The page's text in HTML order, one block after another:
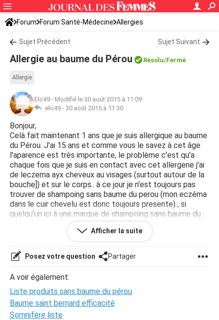
Forum Forum Santé-Médecine Allergies
Sujet Précédent Sujet Suivant
Allergie au baume du Pérou Résolu/Fermé
Allergie
Elo49 - Modifié le 30 août 2015 à 11:09
elo49 - 30 août 2015 à 11:30
Bonjour,
Celà fait maintenant 1 ans que je suis allergique au baume
du Pérou. J'ai 15 ans et comme vous le savez à cet âge
l'aparence est très importante, le problème c'est qu'a
chaque fois que je suis en contact avec cet allergene j'ai
de leczema ayx cheveux au visages (surtout autour de la
bouche]) et sur le corps.. à ce jour je n'est toujours pas
trouver de shampoing sans baume du perou (mon eczéma
dans le cuir chevelu est donc toujours presente) , si
quelqu'un ici à une marque de shampoing sans baume du
perou mettez la en commentaire svp.
Pour le reste je m'y suis habitué à ne plus manger d
(mascara bb-creme ) vient de la roche posay et j'utilise
tout les jours et tt les soirs une crème avenes en cas de
grandes crises j'ai une pommade
modérationJe vous remercie d'avances pour vos conseil
et astuces pour continuer à lutter contre cet allergène
qui m'empêche d'être bien dans ma peau . Bonne journée à
tous ;)
Afficher la suite
Posez votre question Partager
A voir également:
Liste produits sans baume du pérou
Baume saint bernard efficacité
Somnifère liste